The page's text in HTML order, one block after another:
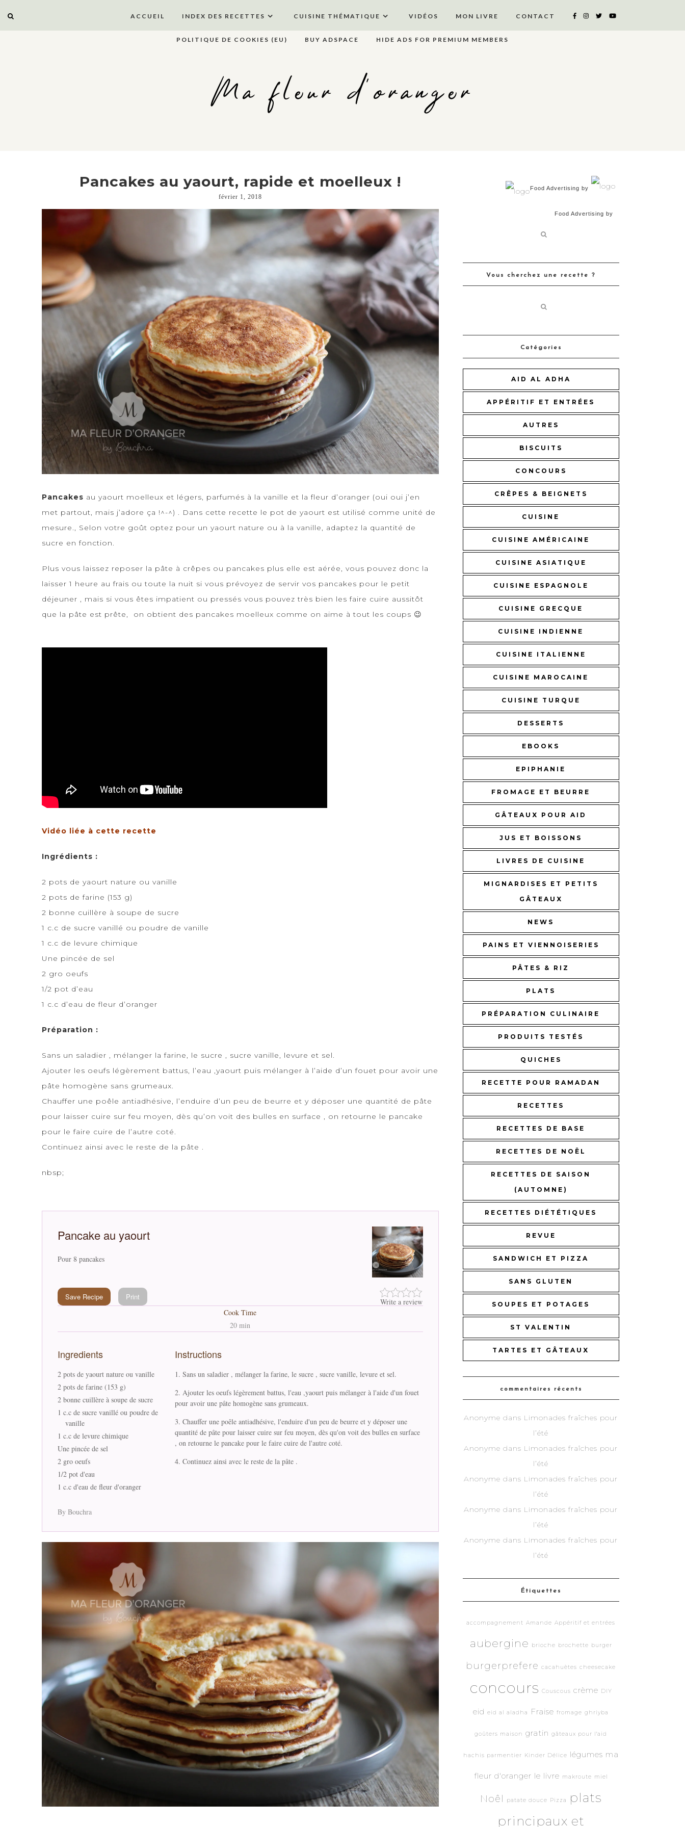
ACCUEIL INDEX DES RECETTES CUISINE THÉMATIQUE VIDÉOS MON LIVRE CONTACT
POLITIQUE DE COOKIES (EU) BUY ADSPACE HIDE ADS FOR PREMIUM MEMBERS
Ma fleur d'oranger
Pancakes au yaourt, rapide et moelleux !
février 1, 2018
Pancakes au yaourt moelleux et légers, parfumés à la vanille et la fleur d’oranger (oui oui j’en
met partout, mais j’adore ça !^-^) . Dans cette recette le pot de yaourt est utilisé comme unité de
mesure., Selon votre goût optez pour un yaourt nature ou à la vanille, adaptez la quantité de
sucre en fonction.
Plus vous laissez reposer la pâte à crêpes ou pancakes plus elle est aérée, vous pouvez donc la
laisser 1 heure au frais ou toute la nuit si vous prévoyez de servir vos pancakes pour le petit
déjeuner , mais si vous êtes impatient ou pressés vous pouvez très bien les faire cuire aussitôt
que la pâte est prête, on obtient des pancakes moelleux comme on aime à tout les coups 😉
Vidéo liée à cette recette
Ingrédients :
2 pots de yaourt nature ou vanille
2 pots de farine (153 g)
2 bonne cuillère à soupe de sucre
1 c.c de sucre vanillé ou poudre de vanille
1 c.c de levure chimique
Une pincée de sel
2 gro oeufs
1/2 pot d’eau
1 c.c d’eau de fleur d’oranger
Préparation :
Sans un saladier , mélanger la farine, le sucre , sucre vanille, levure et sel.
Ajouter les oeufs légèrement battus, l’eau ,yaourt puis mélanger à l’aide d’un fouet pour avoir une
pâte homogène sans grumeaux.
Chauffer une poêle antiadhésive, l’enduire d’un peu de beurre et y déposer une quantité de pâte
pour laisser cuire sur feu moyen, dès qu’on voit des bulles en surface , on retourne le pancake
pour le faire cuire de l’autre coté.
Continuez ainsi avec le reste de la pâte .
nbsp;
Pancake au yaourt
Pour 8 pancakes
Write a review
Save Recipe
Print
Cook Time
20 min
Ingredients
2 pots de yaourt nature ou vanille
2 pots de farine (153 g)
2 bonne cuillère à soupe de sucre
1 c.c de sucre vanillé ou poudre de
vanille
1 c.c de levure chimique
Une pincée de sel
2 gro oeufs
1/2 pot d'eau
1 c.c d'eau de fleur d'oranger
Instructions
Sans un saladier , mélanger la farine, le sucre , sucre vanille, levure et sel.
Ajouter les oeufs légèrement battus, l'eau ,yaourt puis mélanger à l'aide d'un fouet
pour avoir une pâte homogène sans grumeaux.
Chauffer une poêle antiadhésive, l'enduire d'un peu de beurre et y déposer une
quantité de pâte pour laisser cuire sur feu moyen, dès qu'on voit des bulles en surface
, on retourne le pancake pour le faire cuire de l'autre coté.
Continuez ainsi avec le reste de la pâte .
By Bouchra
Food Advertising by
Food Advertising by
Vous cherchez une recette ?
Catégories
AID AL ADHA
APPÉRITIF ET ENTRÉES
AUTRES
BISCUITS
CONCOURS
CRÊPES & BEIGNETS
CUISINE
CUISINE AMÉRICAINE
CUISINE ASIATIQUE
CUISINE ESPAGNOLE
CUISINE GRECQUE
CUISINE INDIENNE
CUISINE ITALIENNE
CUISINE MAROCAINE
CUISINE TURQUE
DESSERTS
EBOOKS
EPIPHANIE
FROMAGE ET BEURRE
GÂTEAUX POUR AID
JUS ET BOISSONS
LIVRES DE CUISINE
MIGNARDISES ET PETITS
GÂTEAUX
NEWS
PAINS ET VIENNOISERIES
PÂTES & RIZ
PLATS
PRÉPARATION CULINAIRE
PRODUITS TESTÉS
QUICHES
RECETTE POUR RAMADAN
RECETTES
RECETTES DE BASE
RECETTES DE NOËL
RECETTES DE SAISON
(AUTOMNE)
RECETTES DIÉTÉTIQUES
REVUE
SANDWICH ET PIZZA
SANS GLUTEN
SOUPES ET POTAGES
ST VALENTIN
TARTES ET GÂTEAUX
commentaires récents
Anonyme dans Limonades fraîches pour
l’été
Anonyme dans Limonades fraîches pour
l’été
Anonyme dans Limonades fraîches pour
l’été
Anonyme dans Limonades fraîches pour
l’été
Anonyme dans Limonades fraîches pour
l’été
Étiquettes
accompagnement Amande Appéritif et entrées
aubergine brioche brochette burger
burgerprefere cacahuètes cheesecake
concours Couscous crème DIY
eid eid al aladha Fraise fromage ghriyba
goûters maison gratin gâteaux pour l'aid
hachis parmentier Kinder Délice légumes ma
fleur d'oranger le livre makroute miel
Noêl patate douce Pizza
plats
principaux et